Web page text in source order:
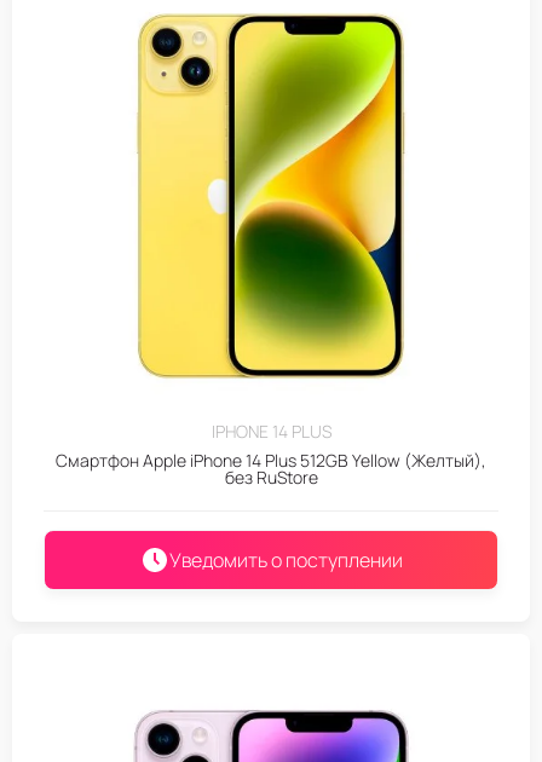
IPHONE 14 PLUS
Смартфон Apple iPhone 14 Plus 512GB Yellow (Желтый),
без RuStore
Уведомить о поступлении